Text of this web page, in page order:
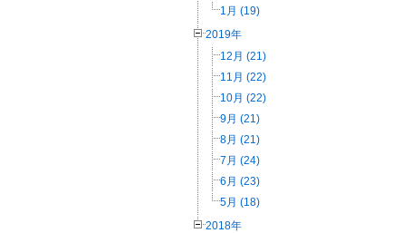
1月 (19)
2019年
12月 (21)
11月 (22)
10月 (22)
9月 (21)
8月 (21)
7月 (24)
6月 (23)
5月 (18)
2018年